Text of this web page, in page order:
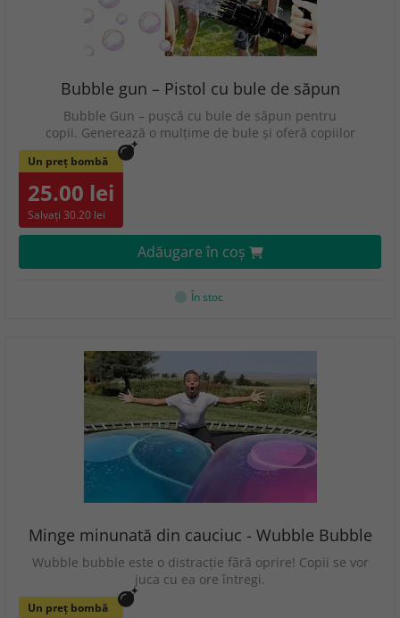
Bubble gun – Pistol cu bule de săpun
Bubble Gun – pușcă cu bule de săpun pentru
copii. Generează o mulțime de bule și oferă copiilor
Un preț bombă
25.00 lei
Salvați 30.20 lei
Adăugare în coş
În stoc
Minge minunată din cauciuc - Wubble Bubble
Wubble bubble este o distracție fără oprire! Copii se vor
juca cu ea ore întregi.
Un preț bombă